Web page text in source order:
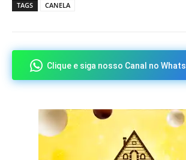
TAGS CANELA
Clique e siga nosso Canal no Whats